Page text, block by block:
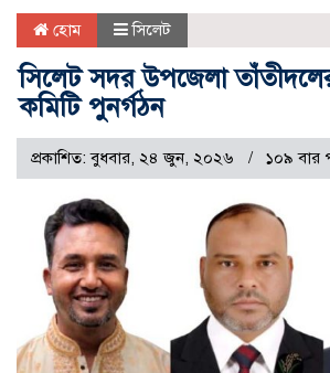
হোম সিলেট
সিলেট সদর উপজেলা
কমিটি পুনর্গঠন
প্রকাশিত: বুধবার, ২৪ জুন, ২০২৬ ১০৯ বার